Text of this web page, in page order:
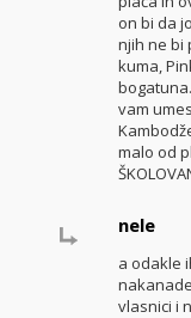
on bi da
njih ne bi
kuma,
vam
malo od
nele
a odakle
vlasnici i